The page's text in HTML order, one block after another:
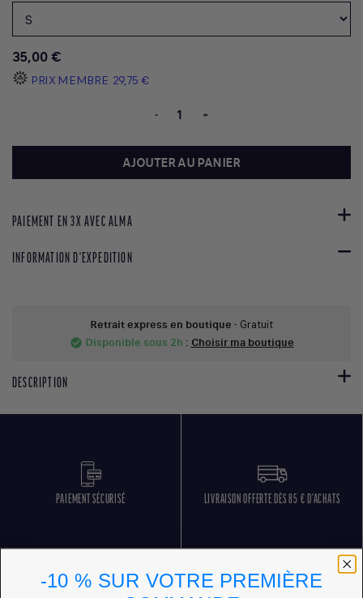
35,00 €
PRIX MEMBRE 29,75 €
- +
AJOUTER AU PANIER
PAIEMENT EN 3X AVEC ALMA
INFORMATION D'EXPEDITION
Retrait express en boutique - Gratuit
check_circle Disponible sous 2h : Choisir ma boutique
DESCRIPTION
PAIEMENT SÉCURISÉ LIVRAISON OFFERTE DÈS 85 € D'ACHATS
-10 % SUR VOTRE PREMIÈRE